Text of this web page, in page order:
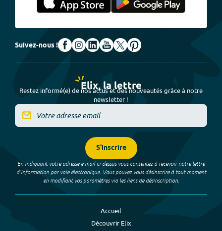
Suivez-nous !
Elix, la lettre
Restez informé(e) de nos actus et des nouveautés grâce à notre
newsletter !
S'inscrire
En indiquant votre adresse e-mail ci-dessus vous consentez à recevoir notre lettre
d’information par voie électronique. Vous pouvez vous désinscrire à tout moment
en modifiant vos paramètres via les liens de désinscription.
Accueil
Découvrir Elix